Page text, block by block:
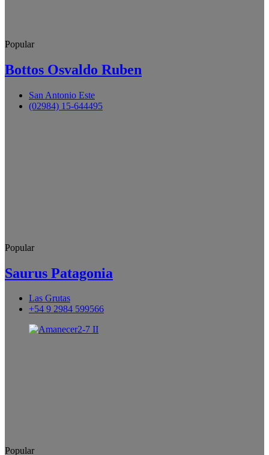
Popular
Bottos Osvaldo Ruben
San Antonio Este
(02984) 15-644495
Popular
Saurus Patagonia
Las Grutas
+54 9 2984 599566
Popular